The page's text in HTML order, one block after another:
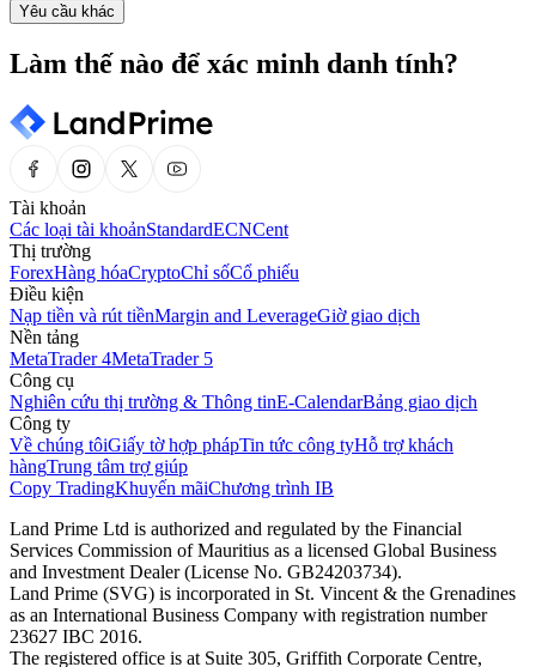
Yêu cầu khác
Làm thế nào để xác minh danh tính?
Tài khoản
Các loại tài khoảnStandardECNCent
Thị trường
ForexHàng hóaCryptoChỉ sốCổ phiếu
Điều kiện
Nạp tiền và rút tiềnMargin and LeverageGiờ giao dịch
Nền tảng
MetaTrader 4MetaTrader 5
Công cụ
Nghiên cứu thị trường & Thông tinE-CalendarBảng giao dịch
Công ty
Về chúng tôiGiấy tờ hợp phápTin tức công tyHỗ trợ khách
hàngTrung tâm trợ giúp
Copy TradingKhuyến mãiChương trình IB
Land Prime Ltd is authorized and regulated by the Financial
Services Commission of Mauritius as a licensed Global Business
and Investment Dealer (License No. GB24203734).
Land Prime (SVG) is incorporated in St. Vincent & the Grenadines
as an International Business Company with registration number
23627 IBC 2016.
The registered office is at Suite 305, Griffith Corporate Centre,